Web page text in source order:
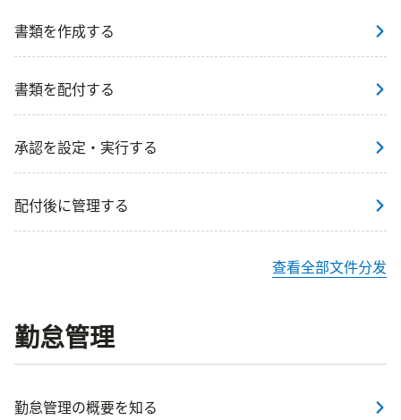
書類を作成する
書類を配付する
承認を設定・実行する
配付後に管理する
查看全部文件分发
勤怠管理
勤怠管理の概要を知る